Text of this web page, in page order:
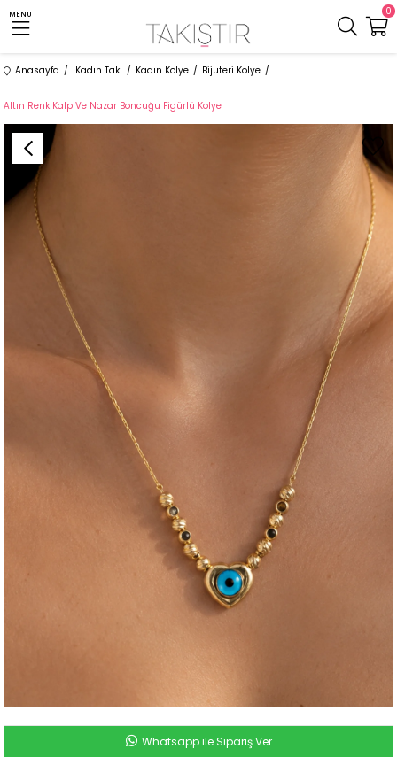
MENU 0
Anasayfa Kadın Takı Kadın Kolye Bijuteri Kolye
Altın Renk Kalp Ve Nazar Boncuğu Figürlü Kolye
Whatsapp ile Sipariş Ver